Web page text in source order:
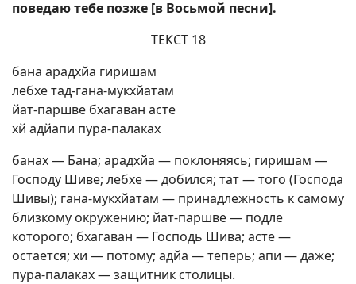
поведаю тебе позже [в Восьмой песни].
ТЕКСТ 18
бана арадхйа гиришам
лебхе тад-гана-мукхйатам
йат-паршве бхагаван асте
хй адйапи пура-палаках
банах — Бана; арадхйа — поклоняясь; гиришам —
Господу Шиве; лебхе — добился; тат — того (Господа
Шивы); гана-мукхйатам — принадлежность к самому
близкому окружению; йат-паршве — подле
которого; бхагаван — Господь Шива; асте —
остается; хи — потому; адйа — теперь; апи — даже;
пура-палаках — защитник столицы.